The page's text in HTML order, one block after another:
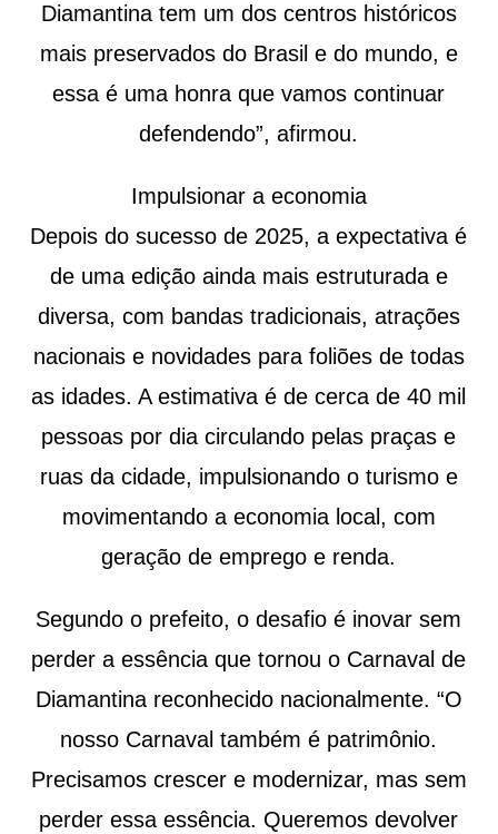
Diamantina tem um dos centros históricos
mais preservados do Brasil e do mundo, e
essa é uma honra que vamos continuar
defendendo”, afirmou.
Impulsionar a economia
Depois do sucesso de 2025, a expectativa é
de uma edição ainda mais estruturada e
diversa, com bandas tradicionais, atrações
nacionais e novidades para foliões de todas
as idades. A estimativa é de cerca de 40 mil
pessoas por dia circulando pelas praças e
ruas da cidade, impulsionando o turismo e
movimentando a economia local, com
geração de emprego e renda.
Segundo o prefeito, o desafio é inovar sem
perder a essência que tornou o Carnaval de
Diamantina reconhecido nacionalmente. “O
nosso Carnaval também é patrimônio.
Precisamos crescer e modernizar, mas sem
perder essa essência. Queremos devolver